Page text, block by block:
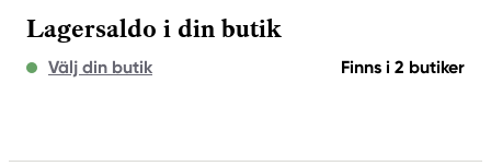
Lagersaldo i din butik
Välj din butik Finns i 2 butiker